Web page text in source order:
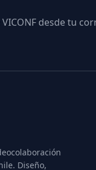
desde tu
Diseño,